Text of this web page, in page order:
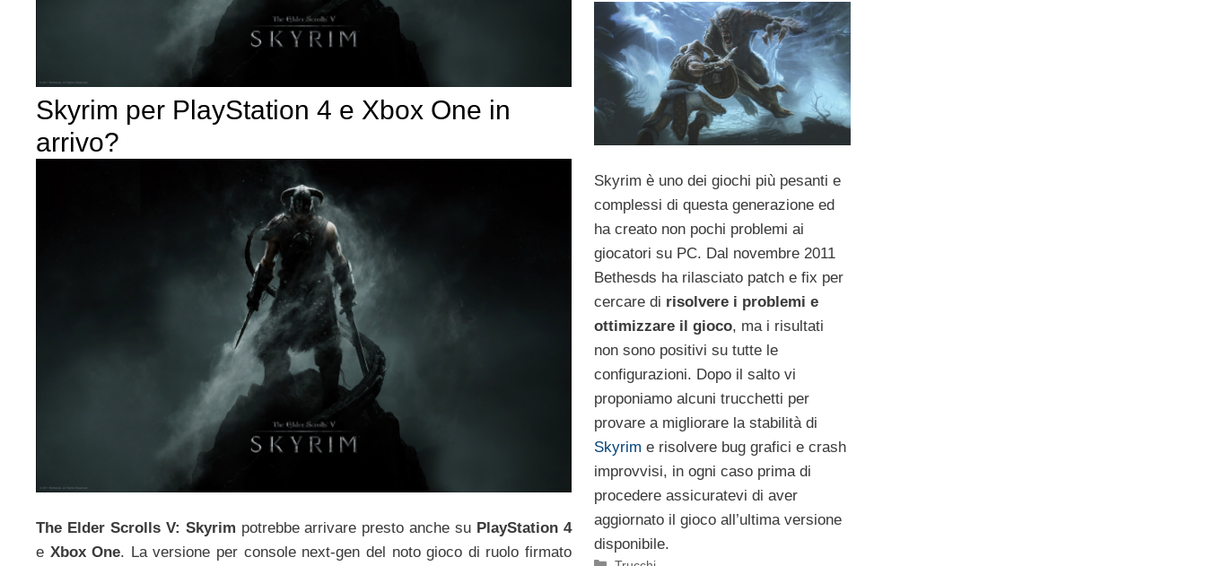
Skyrim per PlayStation 4 e Xbox One in
arrivo?
The Elder Scrolls V: Skyrim potrebbe arrivare presto anche su PlayStation 4
e Xbox One. La versione per console next-gen del noto gioco di ruolo firmato
Skyrim è uno dei giochi più pesanti e
complessi di questa generazione ed
ha creato non pochi problemi ai
giocatori su PC. Dal novembre 2011
Bethesds ha rilasciato patch e fix per
cercare di risolvere i problemi e
ottimizzare il gioco, ma i risultati
non sono positivi su tutte le
configurazioni. Dopo il salto vi
proponiamo alcuni trucchetti per
provare a migliorare la stabilità di
Skyrim e risolvere bug grafici e crash
improvvisi, in ogni caso prima di
procedere assicuratevi di aver
aggiornato il gioco all’ultima versione
disponibile.